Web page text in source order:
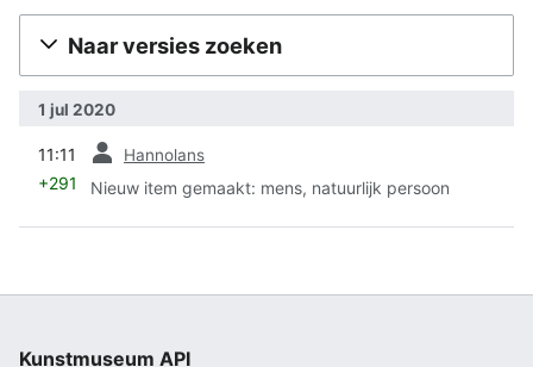
Naar versies zoeken
1 jul 2020
11:11 Hannolans
+291 Nieuw item gemaakt: mens, natuurlijk persoon
Kunstmuseum API